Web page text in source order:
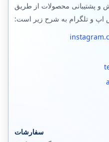
و پشتیبانی محصولات از طریق
اپ و تلگرام به شرح زیر است:
سفارشات